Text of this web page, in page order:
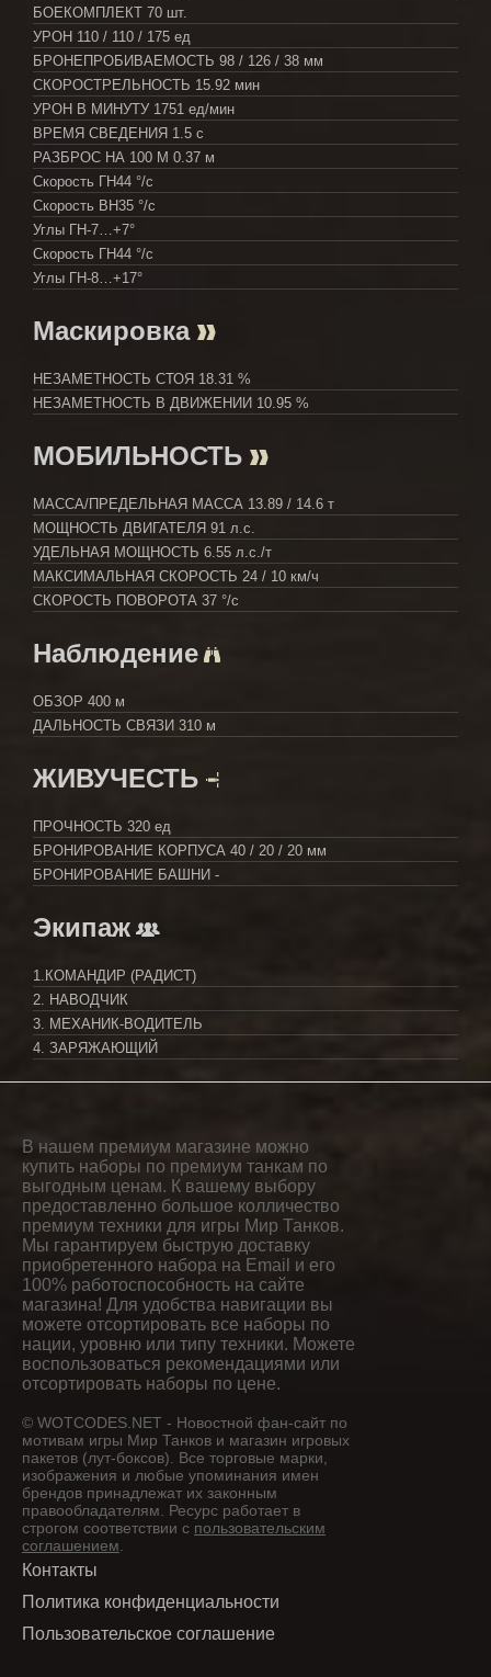
БОЕКОМПЛЕКТ 70 шт.
УРОН 110 / 110 / 175 ед
БРОНЕПРОБИВАЕМОСТЬ 98 / 126 / 38 мм
СКОРОСТРЕЛЬНОСТЬ 15.92 мин
УРОН В МИНУТУ 1751 ед/мин
ВРЕМЯ СВЕДЕНИЯ 1.5 с
РАЗБРОС НА 100 М 0.37 м
Скорость ГН44 °/с
Скорость ВН35 °/с
Углы ГН-7…+7°
Скорость ГН44 °/с
Углы ГН-8…+17°
Маскировка
НЕЗАМЕТНОСТЬ СТОЯ 18.31 %
НЕЗАМЕТНОСТЬ В ДВИЖЕНИИ 10.95 %
МОБИЛЬНОСТЬ
МАССА/ПРЕДЕЛЬНАЯ МАССА 13.89 / 14.6 т
МОЩНОСТЬ ДВИГАТЕЛЯ 91 л.с.
УДЕЛЬНАЯ МОЩНОСТЬ 6.55 л.с./т
МАКСИМАЛЬНАЯ СКОРОСТЬ 24 / 10 км/ч
СКОРОСТЬ ПОВОРОТА 37 °/с
Наблюдение
ОБЗОР 400 м
ДАЛЬНОСТЬ СВЯЗИ 310 м
ЖИВУЧЕСТЬ
ПРОЧНОСТЬ 320 ед
БРОНИРОВАНИЕ КОРПУСА 40 / 20 / 20 мм
БРОНИРОВАНИЕ БАШНИ -
Экипаж
1.КОМАНДИР (РАДИСТ)
2. НАВОДЧИК
3. МЕХАНИК-ВОДИТЕЛЬ
4. ЗАРЯЖАЮЩИЙ
В нашем премиум магазине можно
купить наборы по премиум танкам по
выгодным ценам. К вашему выбору
предоставленно большое колличество
премиум техники для игры Мир Танков.
Мы гарантируем быструю доставку
приобретенного набора на Email и его
100% работоспособность на сайте
магазина! Для удобства навигации вы
можете отсортировать все наборы по
нации, уровню или типу техники. Можете
воспользоваться рекомендациями или
отсортировать наборы по цене.
© WOTCODES.NET - Новостной фан-сайт по
мотивам игры Мир Танков и магазин игровых
пакетов (лут-боксов). Все торговые марки,
изображения и любые упоминания имен
брендов принадлежат их законным
правообладателям. Ресурс работает в
строгом соответствии с пользовательским
соглашением
Контакты
Политика конфиденциальности
Пользовательское соглашение